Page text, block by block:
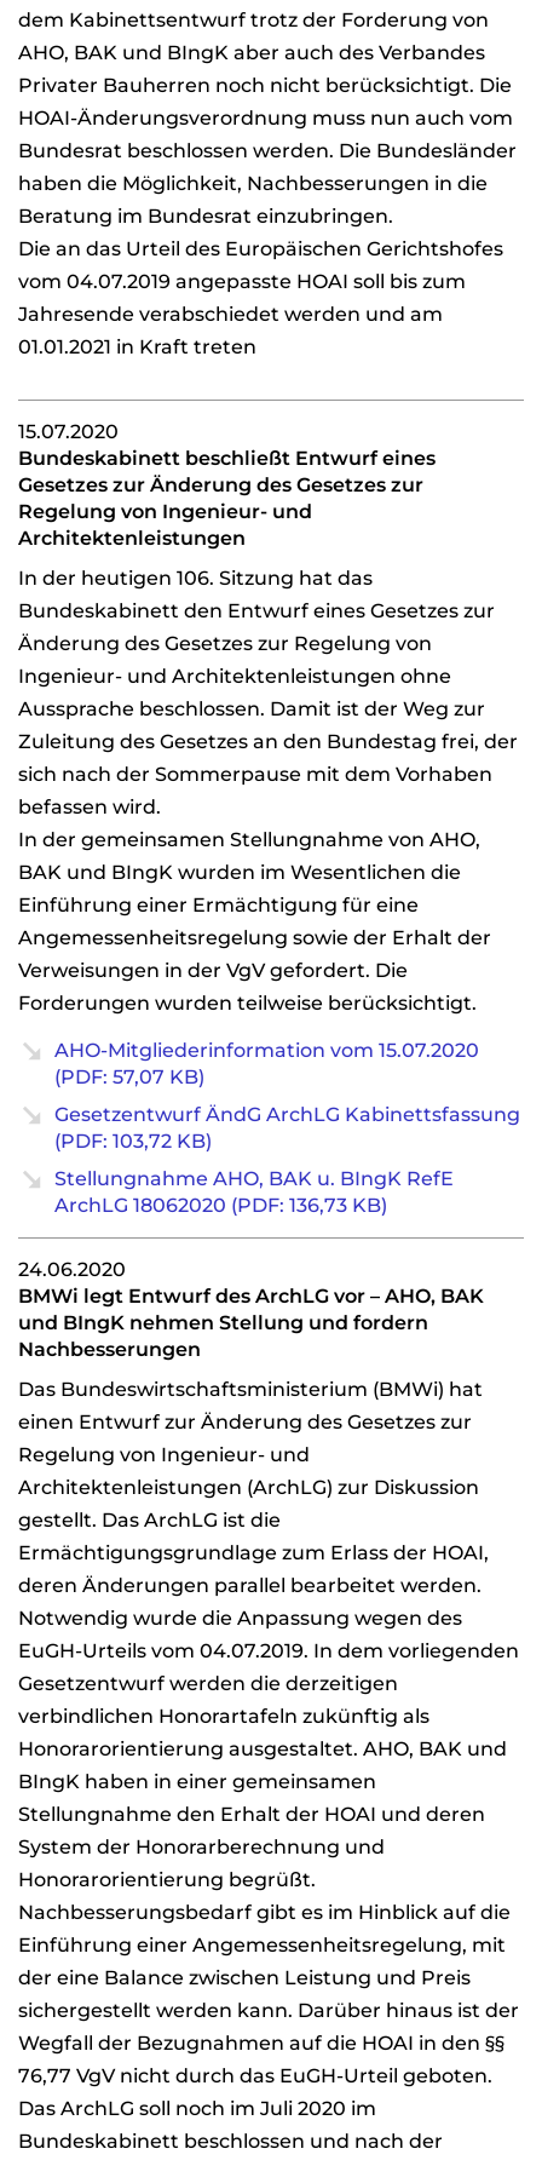
dem Kabinettsentwurf trotz der Forderung von
AHO, BAK und BIngK aber auch des Verbandes
Privater Bauherren noch nicht berücksichtigt. Die
HOAI-Änderungsverordnung muss nun auch vom
Bundesrat beschlossen werden. Die Bundesländer
haben die Möglichkeit, Nachbesserungen in die
Beratung im Bundesrat einzubringen.
Die an das Urteil des Europäischen Gerichtshofes
vom 04.07.2019 angepasste HOAI soll bis zum
Jahresende verabschiedet werden und am
01.01.2021 in Kraft treten
15.07.2020
Bundeskabinett beschließt Entwurf eines
Gesetzes zur Änderung des Gesetzes zur
Regelung von Ingenieur- und
Architektenleistungen
In der heutigen 106. Sitzung hat das
Bundeskabinett den Entwurf eines Gesetzes zur
Änderung des Gesetzes zur Regelung von
Ingenieur- und Architektenleistungen ohne
Aussprache beschlossen. Damit ist der Weg zur
Zuleitung des Gesetzes an den Bundestag frei, der
sich nach der Sommerpause mit dem Vorhaben
befassen wird.
In der gemeinsamen Stellungnahme von AHO,
BAK und BIngK wurden im Wesentlichen die
Einführung einer Ermächtigung für eine
Angemessenheitsregelung sowie der Erhalt der
Verweisungen in der VgV gefordert. Die
Forderungen wurden teilweise berücksichtigt.
AHO-Mitgliederinformation vom 15.07.2020
(PDF: 57,07 KB)
Gesetzentwurf ÄndG ArchLG Kabinettsfassung
(PDF: 103,72 KB)
Stellungnahme AHO, BAK u. BIngK RefE
ArchLG 18062020 (PDF: 136,73 KB)
24.06.2020
BMWi legt Entwurf des ArchLG vor – AHO, BAK
und BIngK nehmen Stellung und fordern
Nachbesserungen
Das Bundeswirtschaftsministerium (BMWi) hat
einen Entwurf zur Änderung des Gesetzes zur
Regelung von Ingenieur- und
Architektenleistungen (ArchLG) zur Diskussion
gestellt. Das ArchLG ist die
Ermächtigungsgrundlage zum Erlass der HOAI,
deren Änderungen parallel bearbeitet werden.
Notwendig wurde die Anpassung wegen des
EuGH-Urteils vom 04.07.2019. In dem vorliegenden
Gesetzentwurf werden die derzeitigen
verbindlichen Honorartafeln zukünftig als
Honorarorientierung ausgestaltet. AHO, BAK und
BIngK haben in einer gemeinsamen
Stellungnahme den Erhalt der HOAI und deren
System der Honorarberechnung und
Honorarorientierung begrüßt.
Nachbesserungsbedarf gibt es im Hinblick auf die
Einführung einer Angemessenheitsregelung, mit
der eine Balance zwischen Leistung und Preis
sichergestellt werden kann. Darüber hinaus ist der
Wegfall der Bezugnahmen auf die HOAI in den §§
76,77 VgV nicht durch das EuGH-Urteil geboten.
Das ArchLG soll noch im Juli 2020 im
Bundeskabinett beschlossen und nach der